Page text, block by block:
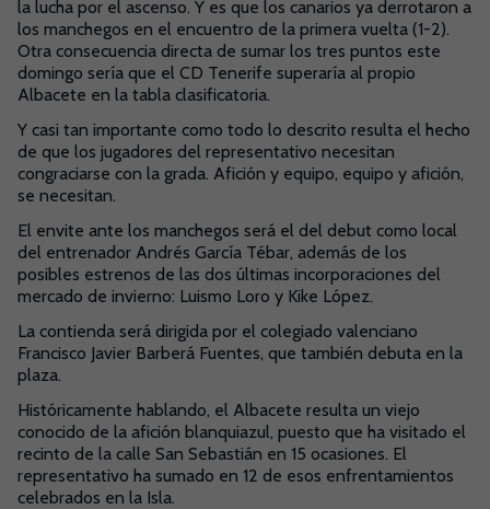
la lucha por el ascenso. Y es que los canarios ya derrotaron a
los manchegos en el encuentro de la primera vuelta (1-2).
Otra consecuencia directa de sumar los tres puntos este
domingo sería que el CD Tenerife superaría al propio
Albacete en la tabla clasificatoria.
Y casi tan importante como todo lo descrito resulta el hecho
de que los jugadores del representativo necesitan
congraciarse con la grada. Afición y equipo, equipo y afición,
se necesitan.
El envite ante los manchegos será el del debut como local
del entrenador Andrés García Tébar, además de los
posibles estrenos de las dos últimas incorporaciones del
mercado de invierno: Luismo Loro y Kike López.
La contienda será dirigida por el colegiado valenciano
Francisco Javier Barberá Fuentes, que también debuta en la
plaza.
Históricamente hablando, el Albacete resulta un viejo
conocido de la afición blanquiazul, puesto que ha visitado el
recinto de la calle San Sebastián en 15 ocasiones. El
representativo ha sumado en 12 de esos enfrentamientos
celebrados en la Isla.